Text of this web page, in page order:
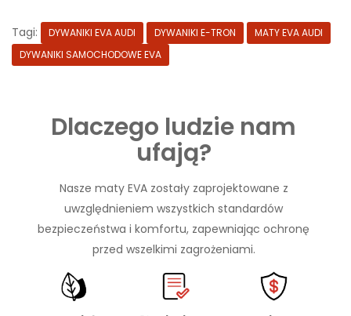
Tagi: DYWANIKI EVA AUDI DYWANIKI E-TRON
MATY EVA AUDI
DYWANIKI SAMOCHODOWE EVA
Dlaczego ludzie nam
ufają?
Nasze maty EVA zostały zaprojektowane z
uwzględnieniem wszystkich standardów
bezpieczeństwa i komfortu, zapewniając ochronę
przed wszelkimi zagrożeniami.